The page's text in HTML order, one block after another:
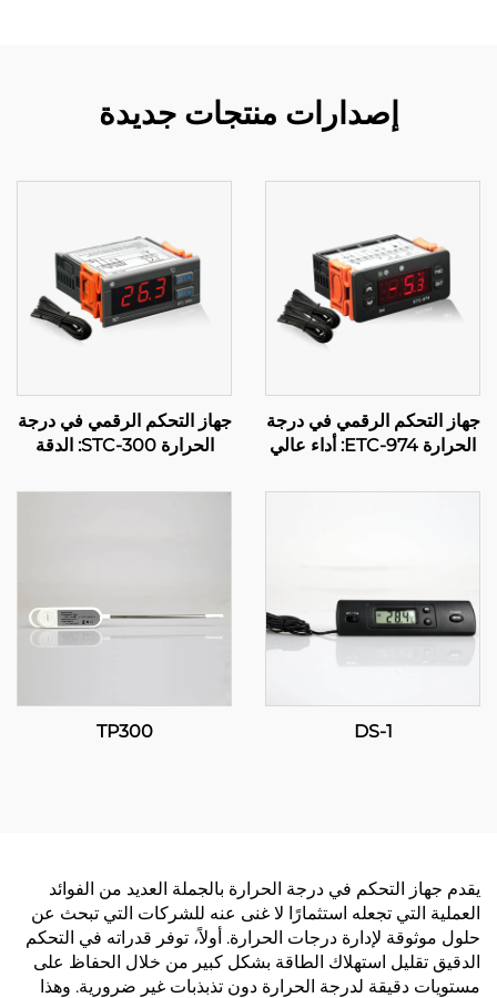
إصدارات منتجات جديدة
جهاز التحكم الرقمي في درجة
الحرارة ETC-974: أداء عالي
للتطبيقات الصناعية
جهاز التحكم الرقمي في درجة
الحرارة STC-300: الدقة
الحرارة
DS-1
TP300
يقدم جهاز التحكم في درجة الحرارة بالجملة العديد من الفوائد
العملية التي تجعله استثمارًا لا غنى عنه للشركات التي تبحث عن
حلول موثوقة لإدارة درجات الحرارة. أولاً، توفر قدراته في التحكم
الدقيق تقليل استهلاك الطاقة بشكل كبير من خلال الحفاظ على
مستويات دقيقة لدرجة الحرارة دون تذبذبات غير ضرورية. وهذا